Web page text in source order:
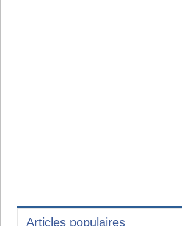
Articles populaires